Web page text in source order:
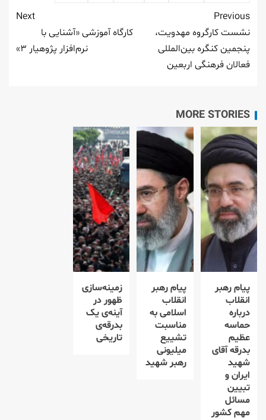
Previous
نشست کارگروه مهدویت،
پنجمین کنگره بین‌المللی
فعالان فرهنگی اربعین
Next
کارگاه آموزشی «آشنایی با
نرم‌افزار پژوهیار ۳»
MORE STORIES
پیام رهبر
انقلاب
درباره
حماسه
عظیم
بدرقه آقای
شهید
ایران و
تبیین
مسائل
مهم کشور
پیام رهبر
انقلاب
اسلامی به
مناسبت
تشییع
میلیونی
رهبر شهید
زمینه‌سازی
ظهور در
آینه‌ی یک
بدرقه‌ی
تاریخی